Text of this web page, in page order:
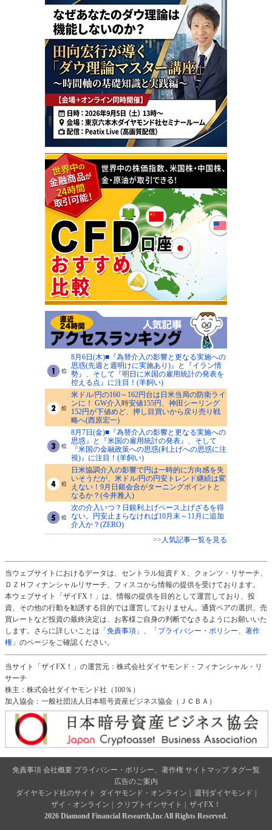
8月6日(木)■『為替介入の影響と更なる実施への
思惑(先週と週明けに実施あり)』と『イラン情
勢』、そして『明日に米国の雇用統計の発表を
控える点』に注目！(羊飼い)
米ドル/円の160～162円台は日米当局の防衛ライ
ンに！ GW介入時安値155円、神田シーリング
152円が下値めど、押し目買いから戻り売り戦
略へ(西原宏一)
8月7日(金)■『為替介入の影響と更なる実施への
思惑』と『米国の雇用統計の発表』、そして
『米国の金融政策への思惑(利上げへの思惑に注
視)』に注目！(羊飼い)
日米協調介入の影響で円は一時的に方向感を失
いそうだが、米ドル/円の円安トレンド継続は変
えない！9月日銀会合がターニングポイントと
なるか？(今井雅人)
次の介入いつ？日銀利上げペース上げざるを得
ない。円安止まらなければ10月末～11月に追加
介入か？(ZERO)
>>人気記事一覧を見る
当ウェブサイトにおけるデータは、セントラル短資ＦＸ、クォンツ・リサーチ、
ＤＺＨフィナンシャルリサーチ、フィスコから情報の提供を受けております。
本ウェブサイト「ザイFX！」は、情報の提供を目的として運営しており、投
資、その他の行動を勧誘する目的では運営しておりません。通貨ペアの選択、売
買レートなど投資の最終決定は、お客様ご自身の判断でなさるようにお願いいた
します。さらに詳しいことは 「免責事項」 、
「プライバシー・ポリシー、著作
権」 のページをご確認ください。
当サイト「ザイFX！」の運営元：株式会社ダイヤモンド・フィナンシャル・リ
サーチ
株主：株式会社ダイヤモンド社（100％）
加入協会：一般社団法人日本暗号資産ビジネス協会（ＪＣＢＡ）
免責事項 会社概要 プライバシー・ポリシー、著作権 サイトマップ タグ一覧
広告のご案内
ダイヤモンド社のサイト
ダイヤモンド・オンライン | 週刊ダイヤモンド |
ザイ・オンライン | クリプトインサイト | ザイFX！
2026 Diamond Financial Research,Inc All Rights Reserved.